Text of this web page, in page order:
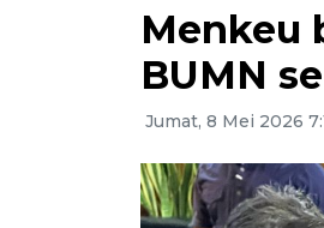
Menkeu
BUMN
Jumat, 8 Mei 2026